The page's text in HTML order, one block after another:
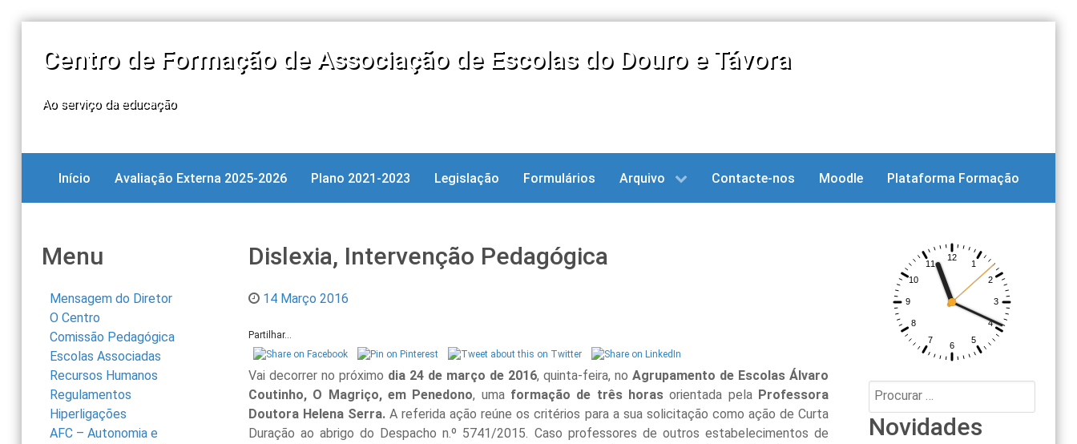
Centro de Formação de Associação de Escolas do Douro e Távora
Ao serviço da educação
Início Avaliação Externa 2025-2026 Plano 2021-2023 Legislação Formulários Arquivo Contacte-nos Moodle Plataforma Formação
Menu
Mensagem do Diretor
O Centro
Comissão Pedagógica
Escolas Associadas
Recursos Humanos
Regulamentos
Hiperligações
AFC – Autonomia e
Dislexia, Intervenção Pedagógica
14 Março 2016
Partilhar...
Vai decorrer no próximo dia 24 de março de 2016, quinta-feira, noAgrupamento de Escolas Álvaro
Coutinho, O Magriço, em Penedono, umaformação de três horas orientada pela Professora
Doutora Helena Serra.A referida ação reúne os critérios para a sua solicitação como ação de Curta
Duração ao abrigo do Despacho n.º 5741/2015. Caso professores de outros estabelecimentos de
Procurar:
Novidades